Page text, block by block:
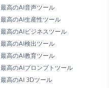
最高のAI音声ツール
最高のAI生産性ツール
最高のAIビジネスツール
最高のAI検出ツール
最高のAI教育ツール
最高のAIプロンプトツール
最高のAI 3Dツール